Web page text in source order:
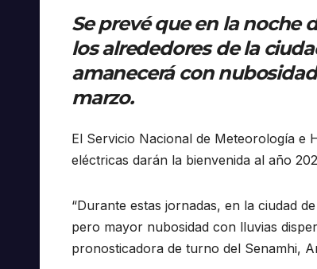
Se prevé que en la noche
los alrededores de la
amanecerá con
marzo.
El Servicio Nacional de Meteorología e
eléctricas darán la bienvenida al año
“Durante estas jornadas, en la ciudad
pero mayor nubosidad con lluvias
pronosticadora de turno del Senamhi,